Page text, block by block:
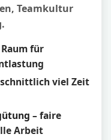
Teamkultur
Raum für
viel Zeit
– faire
Arbeit